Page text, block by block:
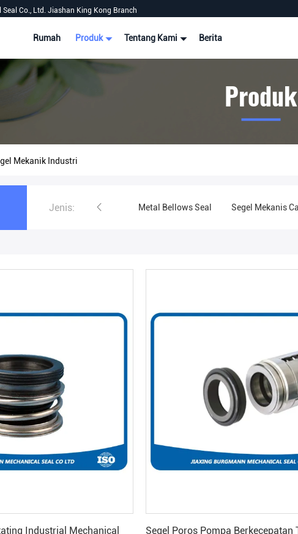
Co., Ltd. Jiashan King Kong Branch
Rumah Produk Tentang Kami Berita
Produk
Mekanik Industri
Jenis:
Segel Mekanik Industri Metal Bellows Seal Segel Mekanis
Industrial Mechanical
Segel Poros Pompa Berkecepatan